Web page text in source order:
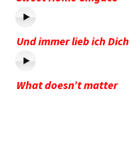
Und immer lieb ich Dich
What doesn’t matter